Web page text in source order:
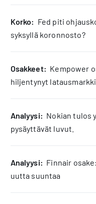
korko: Fed piti
syksyllä koronnosto?
osakkeet: Kempower
hiljentynyt
analyysi: Nokian tulos
pysäyttävät luvut.
analyysi: Finnair
uutta suuntaa